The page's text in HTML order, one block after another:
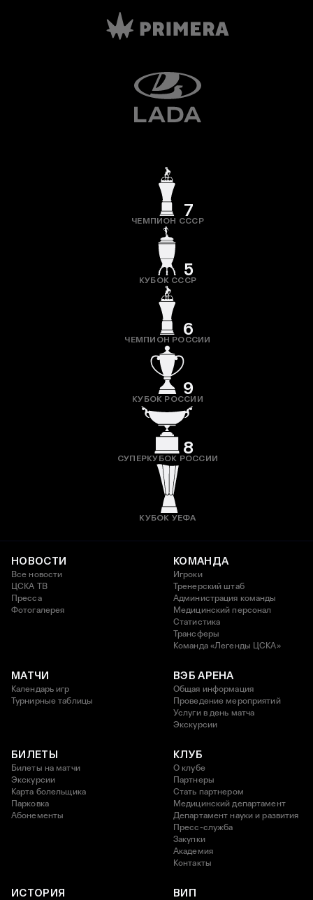
7
ЧЕМПИОН СССР
5
КУБОК СССР
6
ЧЕМПИОН РОССИИ
9
КУБОК РОССИИ
8
СУПЕРКУБОК РОССИИ
КУБОК УЕФА
НОВОСТИ
Все новости
ЦСКА ТВ
Пресса
Фотогалерея
КОМАНДА
Игроки
Тренерский штаб
Администрация команды
Медицинский персонал
Статистика
Трансферы
Команда «Легенды ЦСКА»
МАТЧИ
Календарь игр
Турнирные таблицы
ВЭБ АРЕНА
Общая информация
Проведение мероприятий
Услуги в день матча
Экскурсии
БИЛЕТЫ
Билеты на матчи
Экскурсии
Карта болельщика
Парковка
Абонементы
КЛУБ
О клубе
Партнеры
Стать партнером
Медицинский департамент
Департамент науки и развития
Пресс-служба
Закупки
Академия
Контакты
ИСТОРИЯ ВИП